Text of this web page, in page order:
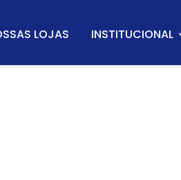
LOJAS INSTITUCIONAL